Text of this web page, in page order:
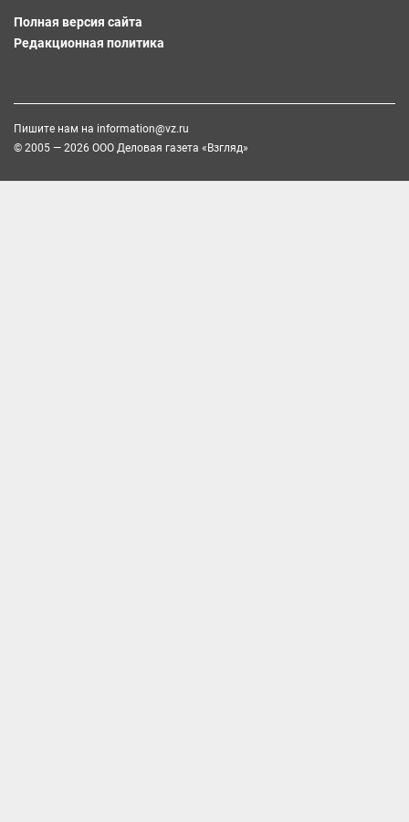
Полная версия сайта
Редакционная политика
Пишите нам на information@vz.ru
© 2005 — 2026 ООО Деловая газета «Взгляд»